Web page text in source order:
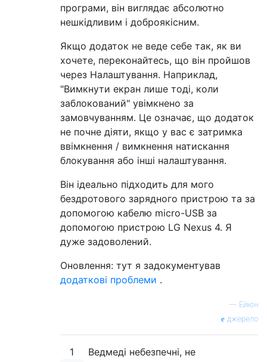
програми, він виглядає абсолютно
нешкідливим і доброякісним.
Якщо додаток не веде себе так, як ви
хочете, переконайтесь, що він пройшов
через Налаштування. Наприклад,
"Вимкнути екран лише тоді, коли
заблокований" увімкнено за
замовчуванням. Це означає, що додаток
не почне діяти, якщо у вас є затримка
ввімкнення / вимкнення натискання
блокування або інші налаштування.
Він ідеально підходить для мого
бездротового зарядного пристрою та за
допомогою кабелю micro-USB за
допомогою пристрою LG Nexus 4. Я
дуже задоволений.
Оновлення: тут я задокументував
додаткові проблеми .
— Ейюн
джерело
1
Ведмеді небезпечні, не